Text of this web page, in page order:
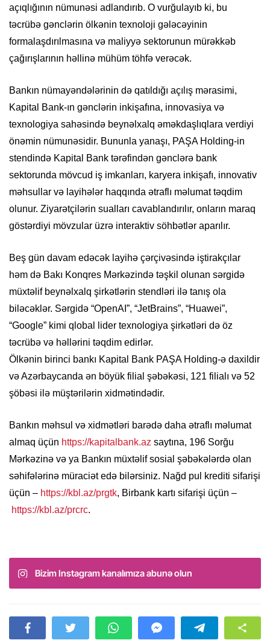
açıqlığının nümunəsi adlandırıb. O vurğulayıb ki, bu
təcrübə gənclərin ölkənin texnoloji gələcəyinin
formalaşdırılmasına və maliyyə sektorunun mürəkkəb
çağırışlarının həllinə mühüm töhfə verəcək.
Bankın nümayəndələrinin də qatıldığı açılış mərasimi,
Kapital Bank-ın gənclərin inkişafına, innovasiya və
texnologiya sahəsində beynəlxalq əməkdaşlıqlara verdiyi
önəmin nümunəsidir. Bununla yanaşı, PAŞA Holding-in
stendində Kapital Bank tərəfindən gənclərə bank
sektorunda mövcud iş imkanları, karyera inkişafı, innovativ
məhsullar və layihələr haqqında ətraflı məlumat təqdim
olunur. Ziyarətçilərin sualları cavablandırılır, onların maraq
göstərdiyi mövzular üzrə interaktiv söhbətlər aparılır.
Beş gün davam edəcək layihə çərçivəsində iştirakçılar
həm də Bakı Konqres Mərkəzində təşkil olunan sərgidə
müxtəlif beynəlxalq şirkətlərin stendləri ilə tanış ola
biləcəklər. Sərgidə “OpenAI”, “JetBrains”, “Huawei”,
“Google” kimi qlobal lider texnologiya şirkətləri də öz
təcrübə və həllərini təqdim edirlər.
Ölkənin birinci bankı Kapital Bank PAŞA Holding-ə daxildir
və Azərbaycanda ən böyük filial şəbəkəsi, 121 filialı və 52
şöbəsi ilə müştərilərin xidmətindədir.
Bankın məhsul və xidmətləri barədə daha ətraflı məlumat
almaq üçün https://kapitalbank.az saytına, 196 Sorğu
Mərkəzinə və ya Bankın müxtəlif sosial şəbəkələrdə olan
səhifələrinə müraciət edə bilərsiniz. Nağd pul krediti sifarişi
üçün – https://kbl.az/prgtk, Birbank kartı sifarişi üçün –
https://kbl.az/prcrc.
Bizim Instagram kanalımıza abunə olun